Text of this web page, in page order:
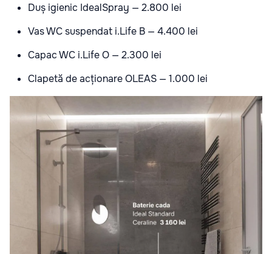
Duș igienic IdealSpray — 2.800 lei
Vas WC suspendat i.Life B — 4.400 lei
Capac WC i.Life O — 2.300 lei
Clapetă de acționare OLEAS — 1.000 lei